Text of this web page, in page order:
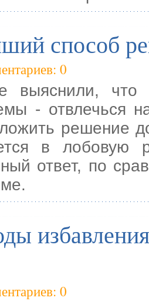
способ
0
выяснили,
- отвлечься
решение
в лобовую
ответ, по
0